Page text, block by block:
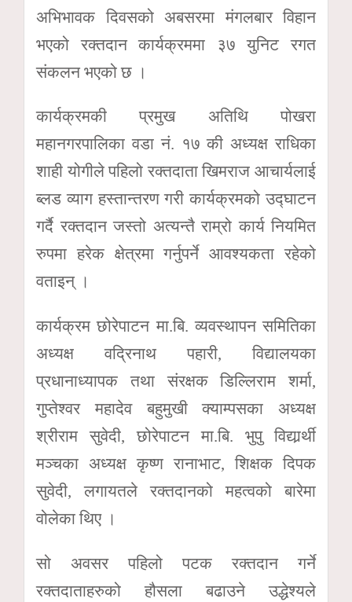
अभिभावक दिवसको अबसरमा मंगलबार विहान
भएको रक्तदान कार्यक्रममा ३७ युनिट रगत
संकलन भएको छ ।
कार्यक्रमकी प्रमुख अतिथि पोखरा
महानगरपालिका वडा नं. १७ की अध्यक्ष राधिका
शाही योगीले पहिलो रक्तदाता खिमराज आचार्यलाई
ब्लड व्याग हस्तान्तरण गरी कार्यक्रमको उद्घाटन
गर्दै रक्तदान जस्तो अत्यन्तै राम्रो कार्य नियमित
रुपमा हरेक क्षेत्रमा गर्नुपर्ने आवश्यकता रहेको
वताइन् ।
कार्यक्रम छोरेपाटन मा.बि. व्यवस्थापन समितिका
अध्यक्ष वद्रिनाथ पहारी, विद्यालयका
प्रधानाध्यापक तथा संरक्षक डिल्लिराम शर्मा,
गुप्तेश्वर महादेव बहुमुखी क्याम्पसका अध्यक्ष
श्रीराम सुवेदी, छोरेपाटन मा.बि. भुपु विद्यार्र्थी
मञ्चका अध्यक्ष कृष्ण रानाभाट, शिक्षक दिपक
सुवेदी, लगायतले रक्तदानको महत्वको बारेमा
वोलेका थिए ।
सो अवसर पहिलो पटक रक्तदान गर्ने
रक्तदाताहरुको हौसला बढाउने उद्धेश्यले